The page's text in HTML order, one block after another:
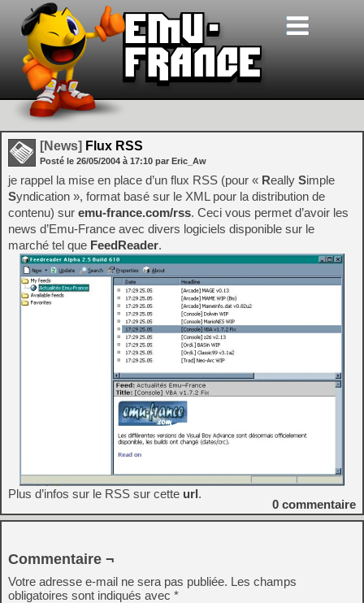
[News] Flux RSS
Posté le 26/05/2004 à 17:10 par Eric_Aw
je rappel la mise en place d’un flux RSS (pour « Really Simple
Syndication », format basé sur le XML pour la distribution de
contenu) sur emu-france.com/rss. Ceci vous permet d’avoir les
news d’Emu-France avec divers logiciels disponible sur le
marché tel que FeedReader.
Plus d’infos sur le RSS sur cette url.
0 commentaire
Commentaire ¬
Votre adresse e-mail ne sera pas publiée. Les champs
obligatoires sont indiqués avec *